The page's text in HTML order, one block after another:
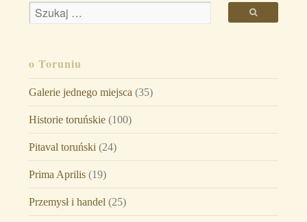
o Toruniu
Galerie jednego miejsca (35)
Historie toruńskie(100)
Pitaval toruński (24)
Prima Aprilis(19)
Przemysł i handel (25)